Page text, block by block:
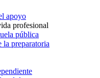
apoyo
profesional
pública
la preparatoria